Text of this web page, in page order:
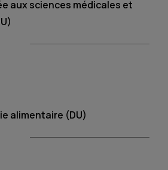
aux sciences médicales et
alimentaire (DU)